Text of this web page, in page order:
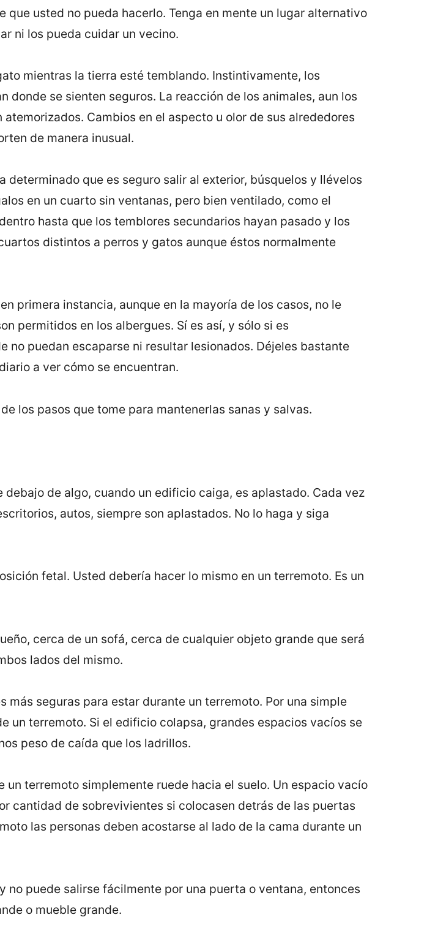
usted no pueda hacerlo. Tenga en mente un lugar alternativo
ni los pueda cuidar un vecino.
mientras la tierra esté temblando. Instintivamente, los
se sienten seguros. La reacción de los animales, aun los
Cambios en el aspecto u olor de sus alrededores
de manera inusual.
determinado que es seguro salir al exterior, búsquelos y llévelos
en un cuarto sin ventanas, pero bien ventilado, como el
hasta que los temblores secundarios hayan pasado y los
distintos a perros y gatos aunque éstos normalmente
primera instancia, aunque en la mayoría de los casos, no le
permitidos en los albergues. Sí es así, y sólo si es
no puedan escaparse ni resultar lesionados. Déjeles bastante
a ver cómo se encuentran.
los pasos que tome para mantenerlas sanas y salvas.
de algo, cuando un edificio caiga, es aplastado. Cada vez
autos, siempre son aplastados. No lo haga y siga
fetal. Usted debería hacer lo mismo en un terremoto. Es un
cerca de un sofá, cerca de cualquier objeto grande que será
lados del mismo.
seguras para estar durante un terremoto. Por una simple
un terremoto. Si el edificio colapsa, grandes espacios vacíos se
peso de caída que los ladrillos.
terremoto simplemente ruede hacia el suelo. Un espacio vacío
cantidad de sobrevivientes si colocasen detrás de las puertas
las personas deben acostarse al lado de la cama durante un
no puede salirse fácilmente por una puerta o ventana, entonces
o mueble grande.